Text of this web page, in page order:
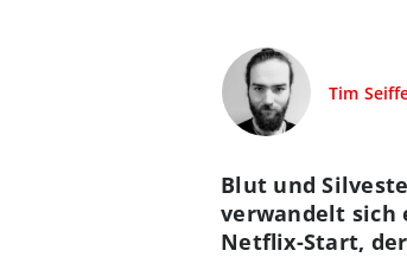
Tim
Blut und
verwandelt sich
Netflix-Start,